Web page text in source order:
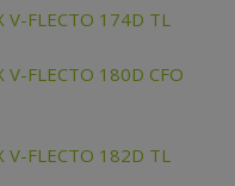
V-FLECTO 174D TL
FLECTO 180D CFO
V-FLECTO 182D TL